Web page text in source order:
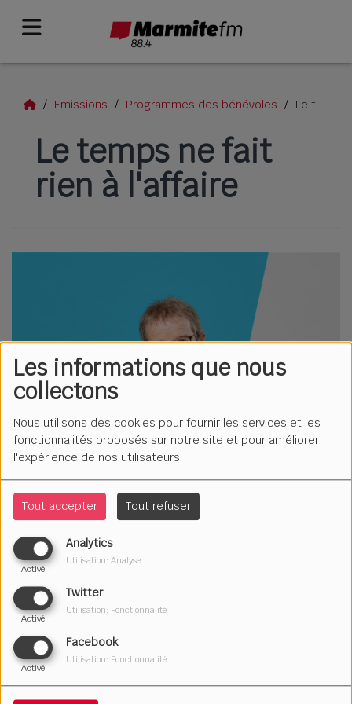
Les informations que nous
collectons
Nous utilisons des cookies pour fournir les services et les
fonctionnalités proposés sur notre site et pour améliorer
l'expérience de nos utilisateurs.
Tout accepter Tout refuser
Analytics
Activé
Utilisation: Analyse
Twitter
Activé
Utilisation: Fonctionnalité
Facebook
Activé
Utilisation: Fonctionnalité
Emissions Programmes des bénévoles Le temps ne fait rien à l'affaire
Le temps ne fait
rien à l'affaire
Le mercredi à 18h.